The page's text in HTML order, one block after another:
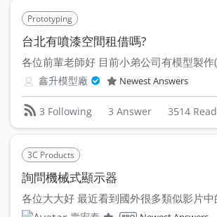
Prototyping
台北有噴漆空間租借嗎?
鑫升模型廠 Newest Answers
3 Following 3 Answer 3514 Read
3C Products
詢問機械式顯示器